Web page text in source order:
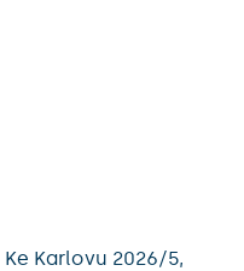
Ke Karlovu 2026/5,